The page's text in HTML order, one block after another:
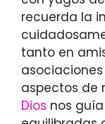
recuerda la
tanto en
aspectos de
Dios nos